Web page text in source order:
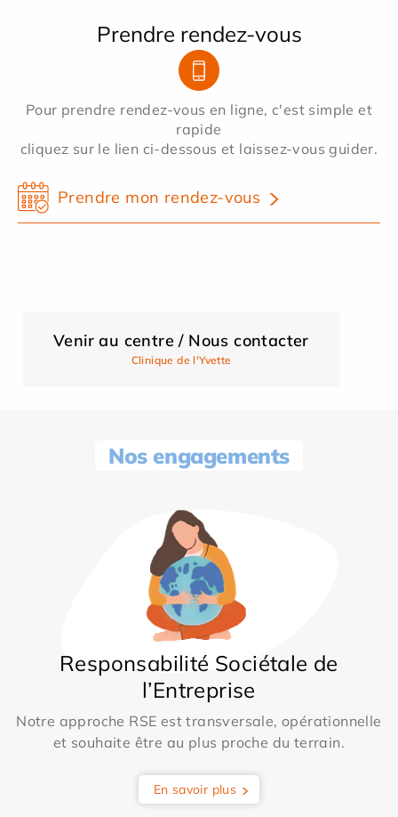
Prendre rendez-vous
Pour prendre rendez-vous en ligne, c'est simple et
rapide
cliquez sur le lien ci-dessous et laissez-vous guider.
Prendre mon rendez-vous
Venir au centre / Nous contacter
Clinique de l'Yvette
Nos engagements
Responsabilité Sociétale de
l’Entreprise
Notre approche RSE est transversale, opérationnelle
et souhaite être au plus proche du terrain.
En savoir plus